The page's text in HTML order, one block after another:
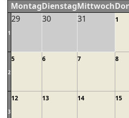
MontagDienstagMittwoch
1
29 30 31 1
2
5 6 7 8
3
12 13 14 15